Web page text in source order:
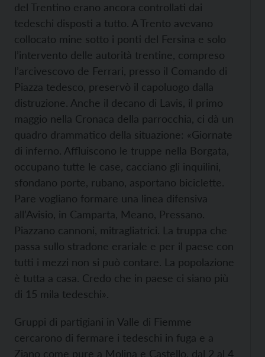
del Trentino erano ancora controllati dai
tedeschi disposti a tutto. A Trento avevano
collocato mine sotto i ponti del Fersina e solo
l’intervento delle autorità trentine, compreso
l’arcivescovo de Ferrari, presso il Comando di
Piazza tedesco, preservò il capoluogo dalla
distruzione. Anche il decano di Lavis, il primo
maggio nella Cronaca della parrocchia, ci dà un
quadro drammatico della situazione: «Giornate
di inferno. Affluiscono le truppe nella Borgata,
occupano tutte le case, cacciano gli inquilini,
sfondano porte, rubano, asportano biciclette.
Pare vogliano formare una linea difensiva
all’Avisio, in Camparta, Meano, Pressano.
Piazzano cannoni, mitragliatrici. La truppa che
passa sullo stradone erariale e per il paese con
tutti i mezzi non si può contare. La popolazione
è tutta a casa. Credo che in paese ci siano più
di 15 mila tedeschi».
Gruppi di partigiani in Valle di Fiemme
cercarono di fermare i tedeschi in fuga e a
Ziano come pure a Molina e Castello, dal 2 al 4